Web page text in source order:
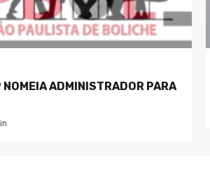
ADMINISTRADOR PARA